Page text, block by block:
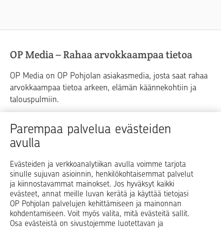
Parempaa palvelua evästeiden
avulla
Evästeiden ja verkkoanalytiikan avulla voimme tarjota
sinulle sujuvan asioinnin, henkilökohtaisemmat palvelut
ja kiinnostavammat mainokset. Jos hyväksyt kaikki
evästeet, annat meille luvan kerätä ja käyttää tietojasi
OP Pohjolan palvelujen kehittämiseen ja mainonnan
kohdentamiseen. Voit myös valita, mitä evästeitä sallit.
Osa evästeistä on sivustojemme luotettavan ja
OP Media – Rahaa arvokkaampaa tietoa
OP Media on OP Pohjolan asiakasmedia, josta saat rahaa
arvokkaampaa tietoa arkeen, elämän käännekohtiin ja
talouspulmiin.
Raha Elämä
Yrityselämä
Blogit ja puheenvuorot
Op.fi OP Koti Pohjola Vahinkoapu
Facebook
X LinkedInInstagram